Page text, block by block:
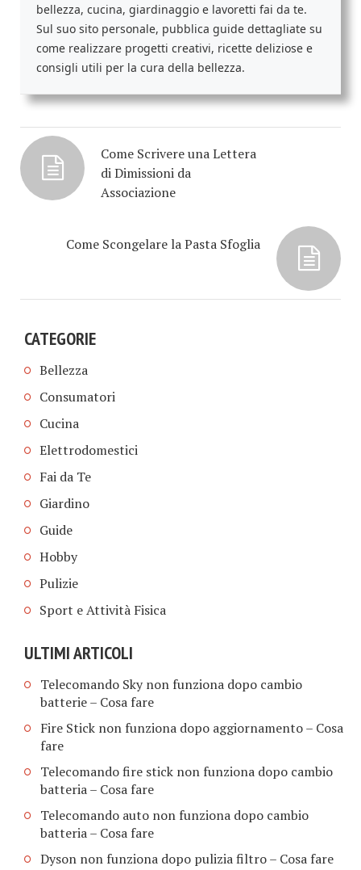
bellezza, cucina, giardinaggio e lavoretti fai da te.
Sul suo sito personale, pubblica guide dettagliate su
come realizzare progetti creativi, ricette deliziose e
consigli utili per la cura della bellezza.
Come Scrivere una Lettera
di Dimissioni da
Associazione
Come Scongelare la Pasta Sfoglia
CATEGORIE
Bellezza
Consumatori
Cucina
Elettrodomestici
Fai da Te
Giardino
Guide
Hobby
Pulizie
Sport e Attività Fisica
ULTIMI ARTICOLI
Telecomando Sky non funziona dopo cambio
batterie​ – Cosa fare
Fire Stick non funziona dopo aggiornamento​ – Cosa
fare
Telecomando fire stick non funziona dopo cambio
batteria​ – Cosa fare
Telecomando auto non funziona dopo cambio
batteria​ – Cosa fare
Dyson non funziona dopo pulizia filtro​ – Cosa fare